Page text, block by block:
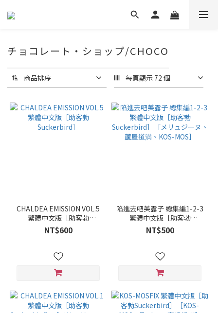
チョコレート・ショップ/CHOCO
商品排序 每頁顯示 72 個
CHALDEA EMISSION VOL.5
繁體中文版［助客勃
Suckerbird］
NT$600
陷進去吧美露子 總集編1-2-3
繁體中文版［助客勃
Suckerbird］［メリュジー
ヌ、蘆屋道満、KOS-MOS］
NT$500